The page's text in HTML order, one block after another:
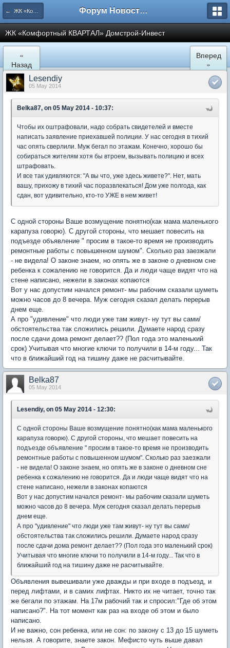
← ЖК «Комфортный КВАРТАЛ» Форум Новостройки
ЖК «Комфортный КВАРТАЛ» Домстрой-Инвест
«
Назад
Вперед
»
Lesendiy
05 May 2014
Belka87, on 05 May 2014 - 10:37:
Чтобы их оштрафовали, надо собрать свидетелей и вместе
написать заявление приехавшей полиции. У нас сегодня в тихий
час опять сверлили. Муж бегал по этажам. Конечно, хорошо бы
собираться жителям хотя бы втроем, вызывать полицию и всех
штрафовать.
И все так удивляются: "А вы что, уже здесь живете?". Нет, мать
вашу, прихожу в тихий час поразвлекаться! Дом уже полгода, как
сдан, вот удивительно, кто-то УЖЕ в нем живет!
С одной стороны Ваше возмущение понятно(как мама маленького
карапуза говорю). С другой стороны, что мешает повесить на
подъезде объявление " просим в такое-то время не производить
ремонтные работы с повышенном шумом". Сколько раз заезжали
- не видела! О законе знаем, но опять же в законе о дневном сне
ребенка к сожалению не говорится. Да и люди чаще видят что на
стене написано, нежели в законах копаются
Вот у нас допустим начался ремонт- мы рабочим сказали шуметь
можно часов до 8 вечера. Муж сегодня сказал делать перерыв
днем еще.
А про "удивление" что люди уже там живут- ну тут вы сами/
обстоятельства так сложились решили. Думаете народ сразу
после сдачи дома ремонт делает?? (Пол года это маленький
срок) Учитывая что многие ключи то получили в 14-м году... Так
что в ближайший год на тишину даже не расчитывайте.
Belka87
05 May 2014
Lesendiy, on 05 May 2014 - 12:30:
С одной стороны Ваше возмущение понятно(как мама маленького
карапуза говорю). С другой стороны, что мешает повесить на
подъезде объявление " просим в такое-то время не производить
ремонтные работы с повышенном шумом". Сколько раз заезжали
- не видела! О законе знаем, но опять же в законе о дневном сне
ребенка к сожалению не говорится. Да и люди чаще видят что на
стене написано, нежели в законах копаются
Вот у нас допустим начался ремонт- мы рабочим сказали шуметь
можно часов до 8 вечера. Муж сегодня сказал делать перерыв
днем еще.
А про "удивление" что люди уже там живут- ну тут вы сами/
обстоятельства так сложились решили. Думаете народ сразу
после сдачи дома ремонт делает?? (Пол года это маленький срок)
Учитывая что многие ключи то получили в 14-м году... Так что в
ближайший год на тишину даже не расчитывайте.
Объявления вывешивали уже дважды и при входе в подъезд, и
перед лифтами, и в самих лифтах. Никто их не читает, точно так
же бегали по этажам. На 17м рабочий так и спросил:"Где об этом
написано?". На тот момент как раз на входе об этом и было
написано.
И не важно, сон ребенка, или не сон: по закону с 13 до 15 шуметь
нельзя. А говорите, знаете закон. Мефисто чуть выше давал